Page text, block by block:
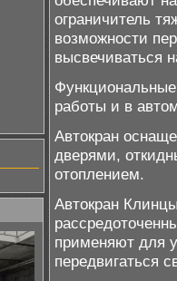
ограничитель
возможности
высвечиваться
работы и в
Автокран
дверями,
отоплением.
Автокран
применяют для
передвигаться